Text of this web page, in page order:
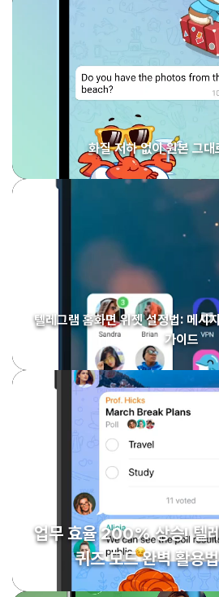
화질 저하 없이 원본 그대
텔레그램 홈화면 위젯 설정법: 메시
가이드
업무 효율 200% 상승! 텔
퀴즈 모드 완벽 활용